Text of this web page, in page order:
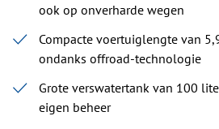
ook op onverharde wegen
Compacte voertuiglengte van
ondanks offroad-technologie
Grote verswatertank van 100
eigen beheer